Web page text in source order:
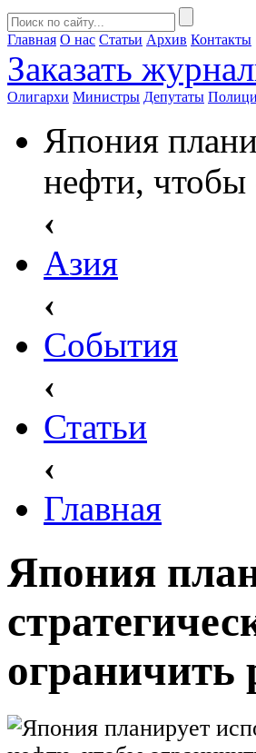
Главная О нас Статьи Архив Контакты
Заказать
Олигархи Министры Депутаты
Япония
нефти, чтобы
‹
Азия
‹
События
‹
Статьи
‹
Главная
Япония
ограничить